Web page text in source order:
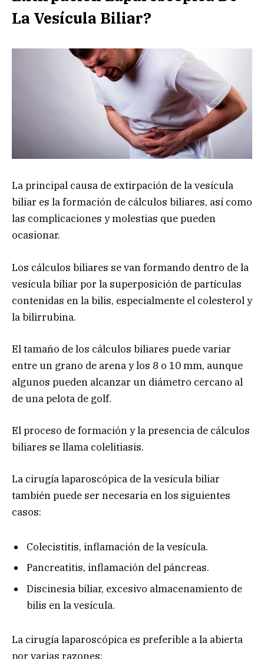
La Vesícula Biliar?
La principal causa de extirpación de la vesícula
biliar es la formación de cálculos biliares, así como
las complicaciones y molestias que pueden
ocasionar.
Los cálculos biliares se van formando dentro de la
vesícula biliar por la superposición de partículas
contenidas en la bilis, especialmente el colesterol y
la bilirrubina.
El tamaño de los cálculos biliares puede variar
entre un grano de arena y los 8 o 10 mm, aunque
algunos pueden alcanzar un diámetro cercano al
de una pelota de golf.
El proceso de formación y la presencia de cálculos
biliares se llama colelitiasis.
La cirugía laparoscópica de la vesícula biliar
también puede ser necesaria en los siguientes
casos:
Colecistitis, inflamación de la vesícula.
Pancreatitis, inflamación del páncreas.
Discinesia biliar, excesivo almacenamiento de
bilis en la vesícula.
La cirugía laparoscópica es preferible a la abierta
por varias razones: